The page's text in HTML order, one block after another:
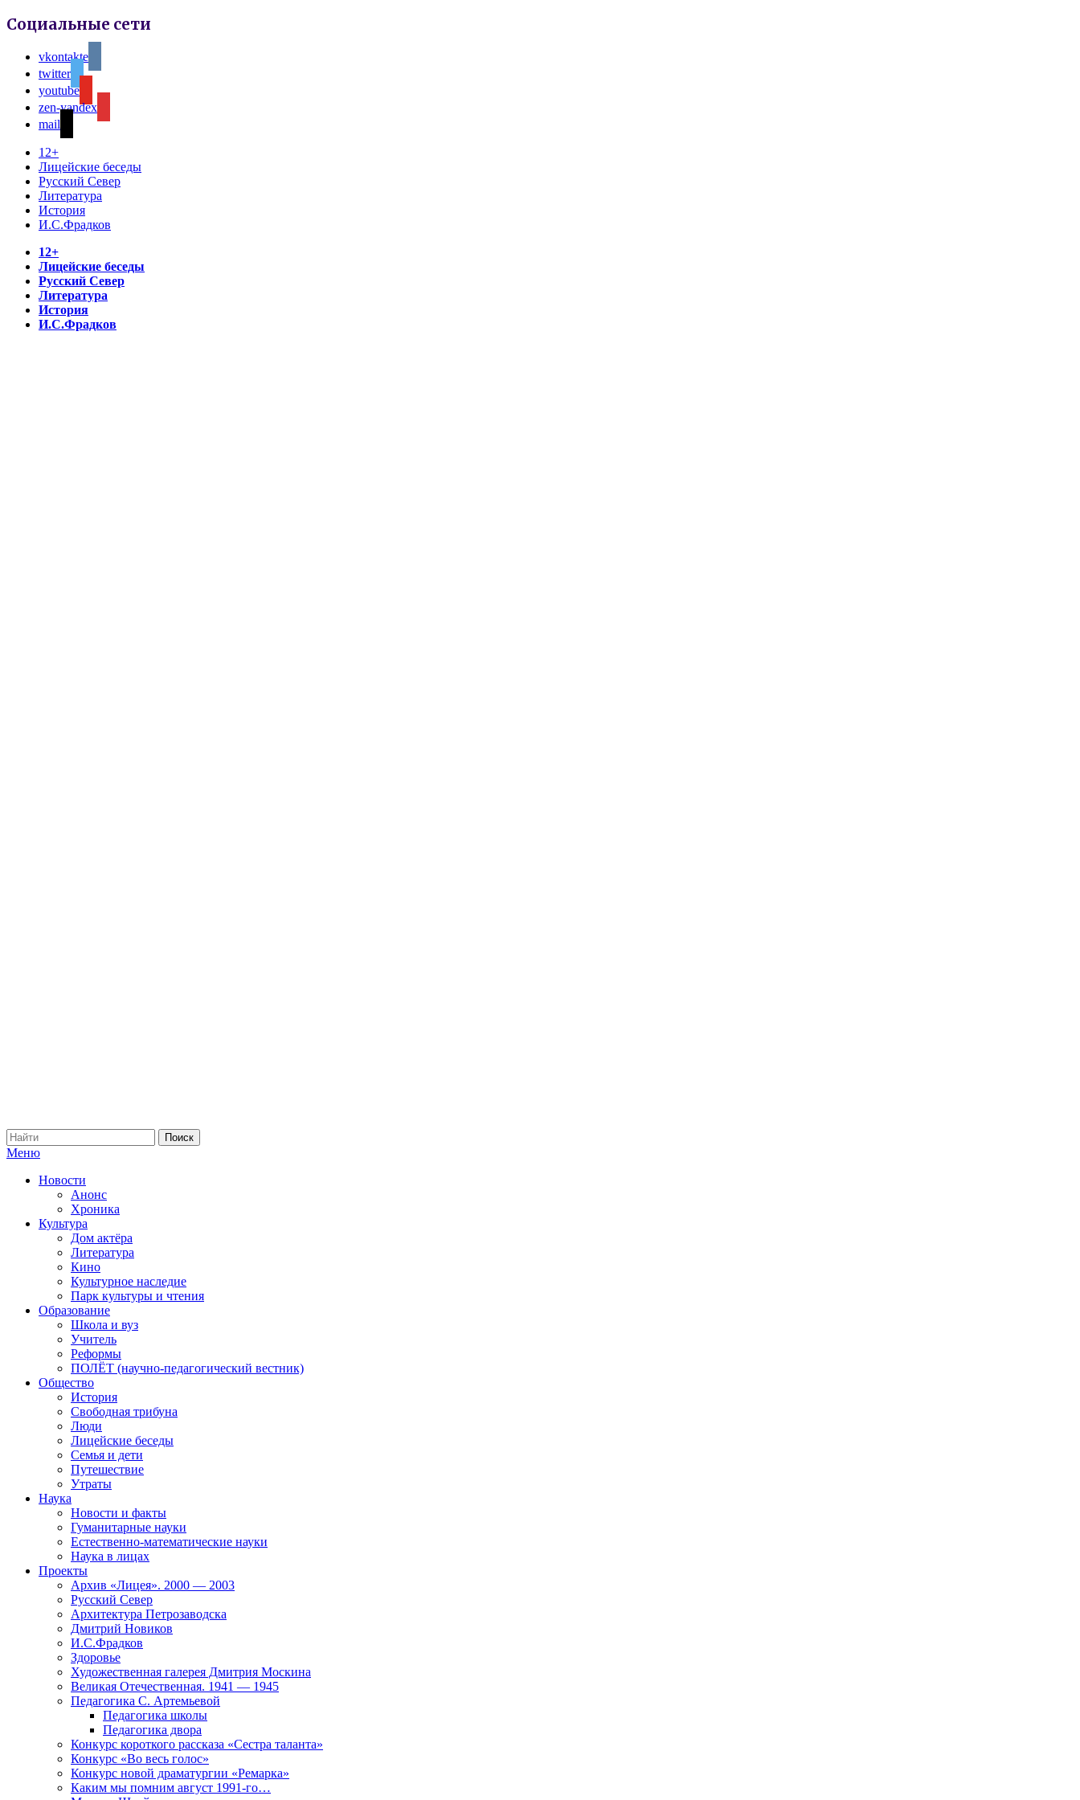
Социальные сети
vkontakte
twitter
youtube
zen-yandex
mail
12+
Лицейские беседы
Русский Север
Литература
История
И.С.Фрадков
12+
Лицейские беседы
Русский Север
Литература
История
И.С.Фрадков
Меню
Новости
Анонс
Хроника
Культура
Дом актёра
Литература
Кино
Культурное наследие
Парк культуры и чтения
Образование
Школа и вуз
Учитель
Реформы
ПОЛЁТ (научно-педагогический вестник)
Общество
История
Свободная трибуна
Люди
Лицейские беседы
Семья и дети
Путешествие
Утраты
Наука
Новости и факты
Гуманитарные науки
Естественно-математические науки
Наука в лицах
Проекты
Архив «Лицея». 2000 — 2003
Русский Север
Архитектура Петрозаводска
Дмитрий Новиков
И.С.Фрадков
Здоровье
Художественная галерея Дмитрия Москина
Великая Отечественная. 1941 — 1945
Педагогика С. Артемьевой
Педагогика школы
Педагогика двора
Конкурс короткого рассказа «Сестра таланта»
Конкурс «Во весь голос»
Конкурс новой драматургии «Ремарка»
Каким мы помним август 1991-го…